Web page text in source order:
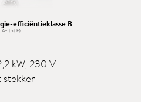
efficiëntieklasse B
A+ tot F)
kW, 230 V
stekker